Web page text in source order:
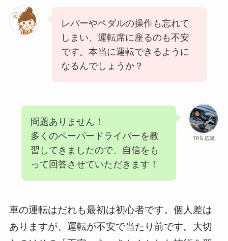
レバーやペダルの操作も忘れて
しまい、運転席に座るのも不安
です。本当に運転できるように
なるんでしょうか？
TPS 広瀬
問題ありません！
多くのペーパードライバーを教
習してきましたので、自信をも
って回答させていただきます！
車の運転はだれも最初は初心者です。個人差は
ありますが、運転が不安で当たり前です。大切